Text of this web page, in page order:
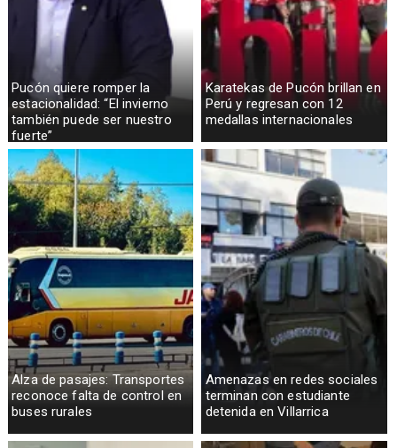
Pucón quiere romper la
estacionalidad: “El invierno
también puede ser nuestro
fuerte”
Karatekas de Pucón brillan en
Perú y regresan con 12
medallas internacionales
Alza de pasajes: Transportes
reconoce falta de control en
buses rurales
Amenazas en redes sociales
terminan con estudiante
detenida en Villarrica